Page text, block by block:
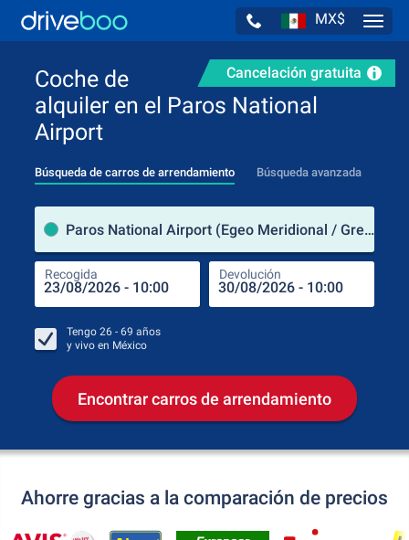
MX$
Cancelación gratuita
Coche de
alquiler en el Paros National
Airport
Búsqueda de carros de arrendamiento Búsqueda avanzada
Paros National Airport (Egeo Meridional / Grecia)
Recogida Devolución
Tengo 26 - 69 años
y vivo en México
Encontrar carros de arrendamiento
Ahorre gracias a la comparación de precios